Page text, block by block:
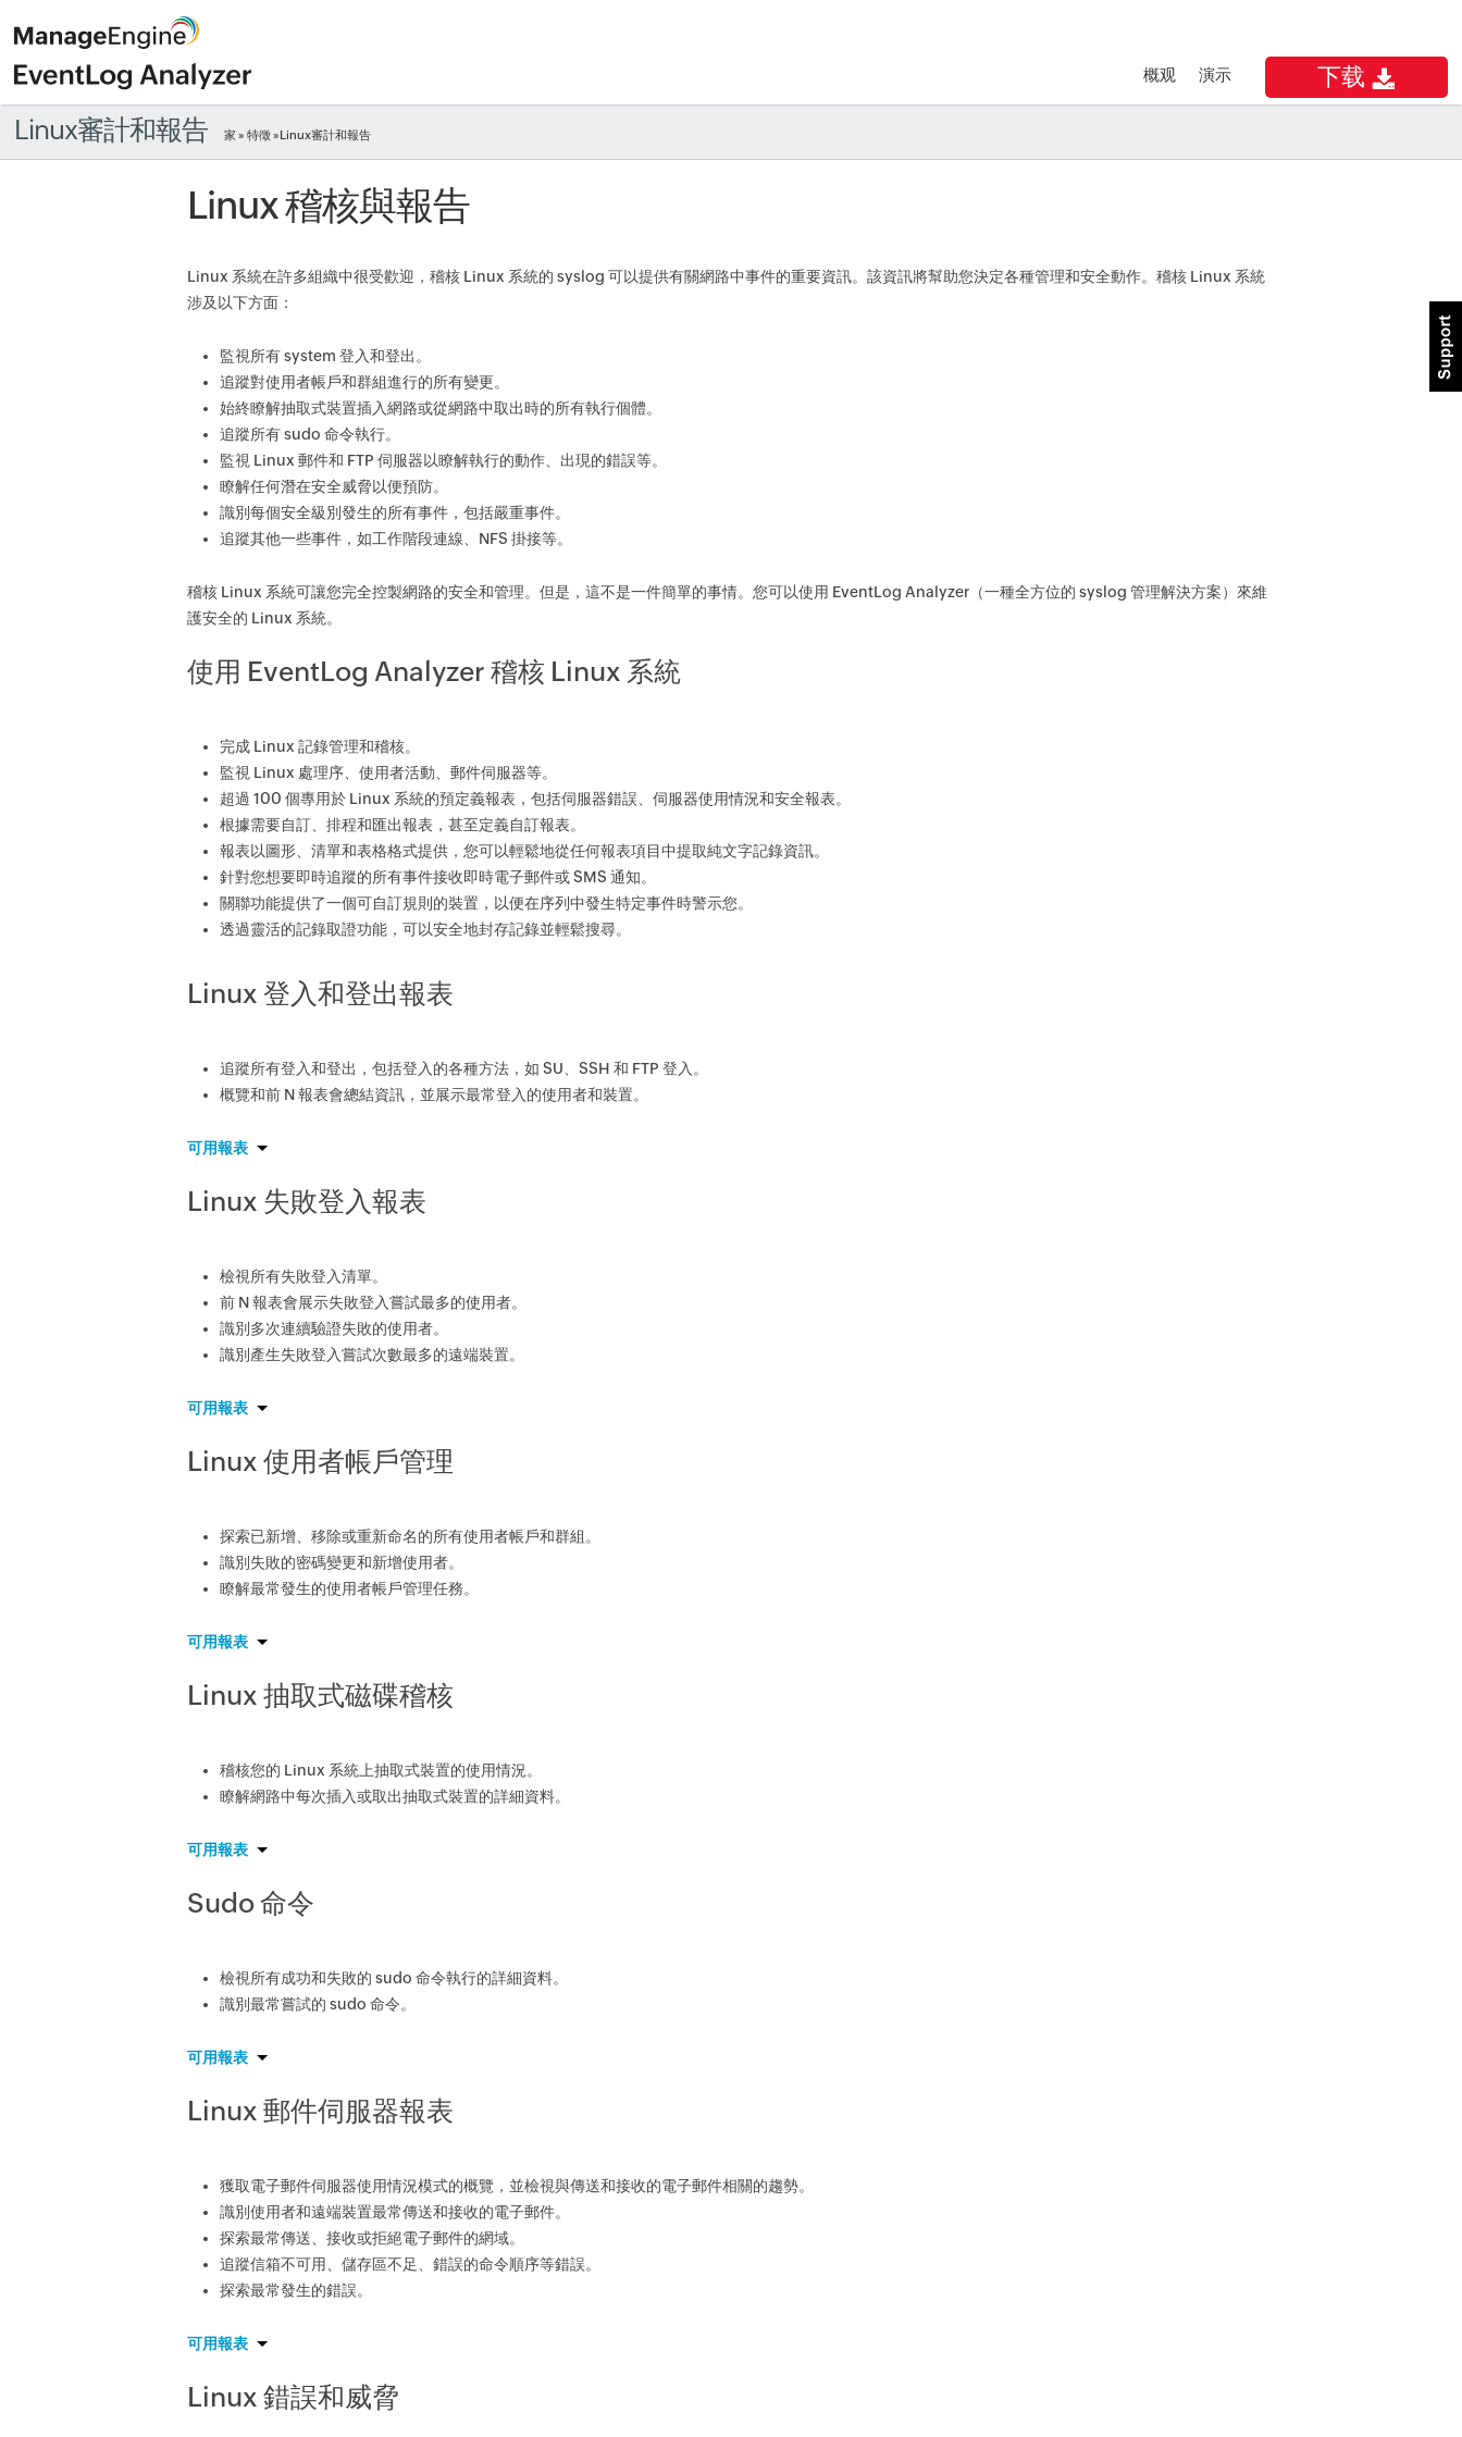
下载
概观 演示
Linux審計和報告 家 »特徵»Linux審計和報告
Linux 稽核與報告
Linux 系統在許多組織中很受歡迎，稽核 Linux 系統的 syslog 可以提供有關網路中事件的重要資訊。該資訊將幫助您決定各種管理和安全動作。稽核 Linux 系統
涉及以下方面：
監視所有 system 登入和登出。
追蹤對使用者帳戶和群組進行的所有變更。
始終瞭解抽取式裝置插入網路或從網路中取出時的所有執行個體。
追蹤所有 sudo 命令執行。
監視 Linux 郵件和 FTP 伺服器以瞭解執行的動作、出現的錯誤等。
瞭解任何潛在安全威脅以便預防。
識別每個安全級別發生的所有事件，包括嚴重事件。
追蹤其他一些事件，如工作階段連線、NFS 掛接等。
稽核 Linux 系統可讓您完全控製網路的安全和管理。但是，這不是一件簡單的事情。您可以使用 EventLog Analyzer（一種全方位的 syslog 管理解決方案）來維
護安全的 Linux 系統。
使用 EventLog Analyzer 稽核 Linux 系統
完成 Linux 記錄管理和稽核。
監視 Linux 處理序、使用者活動、郵件伺服器等。
超過 100 個專用於 Linux 系統的預定義報表，包括伺服器錯誤、伺服器使用情況和安全報表。
根據需要自訂、排程和匯出報表，甚至定義自訂報表。
報表以圖形、清單和表格格式提供，您可以輕鬆地從任何報表項目中提取純文字記錄資訊。
針對您想要即時追蹤的所有事件接收即時電子郵件或 SMS 通知。
關聯功能提供了一個可自訂規則的裝置，以便在序列中發生特定事件時警示您。
透過靈活的記錄取證功能，可以安全地封存記錄並輕鬆搜尋。
Linux 登入和登出報表
追蹤所有登入和登出，包括登入的各種方法，如 SU、SSH 和 FTP 登入。
概覽和前 N 報表會總結資訊，並展示最常登入的使用者和裝置。
可用報表
Linux 失敗登入報表
檢視所有失敗登入清單。
前 N 報表會展示失敗登入嘗試最多的使用者。
識別多次連續驗證失敗的使用者。
識別產生失敗登入嘗試次數最多的遠端裝置。
可用報表
Linux 使用者帳戶管理
探索已新增、移除或重新命名的所有使用者帳戶和群組。
識別失敗的密碼變更和新增使用者。
瞭解最常發生的使用者帳戶管理任務。
可用報表
Linux 抽取式磁碟稽核
稽核您的 Linux 系統上抽取式裝置的使用情況。
瞭解網路中每次插入或取出抽取式裝置的詳細資料。
可用報表
Sudo 命令
檢視所有成功和失敗的 sudo 命令執行的詳細資料。
識別最常嘗試的 sudo 命令。
可用報表
Linux 郵件伺服器報表
獲取電子郵件伺服器使用情況模式的概覽，並檢視與傳送和接收的電子郵件相關的趨勢。
識別使用者和遠端裝置最常傳送和接收的電子郵件。
探索最常傳送、接收或拒絕電子郵件的網域。
追蹤信箱不可用、儲存區不足、錯誤的命令順序等錯誤。
探索最常發生的錯誤。
可用報表
Linux 錯誤和威脅